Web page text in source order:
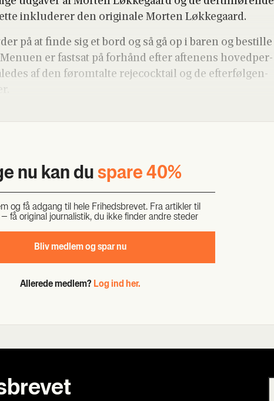
inklu­de­rer den ori­gi­na­le Mor­ten Løk­ke­gaard.
på at fin­de sig et bord og så gå op i baren og bestil­le
er fast­sat på for­hånd efter afte­nens hoved­per­
af den før­om­tal­te rejeco­ck­tail og de efter­føl­gen­
nu kan du spa­re 40%
og få adgang til hele Fri­heds­bre­vet. Fra artik­ler til
få ori­gi­nal jour­na­li­stik, du ikke fin­der andre ste­der
Bliv med­lem og spar nu
Allerede medlem? Log ind her.